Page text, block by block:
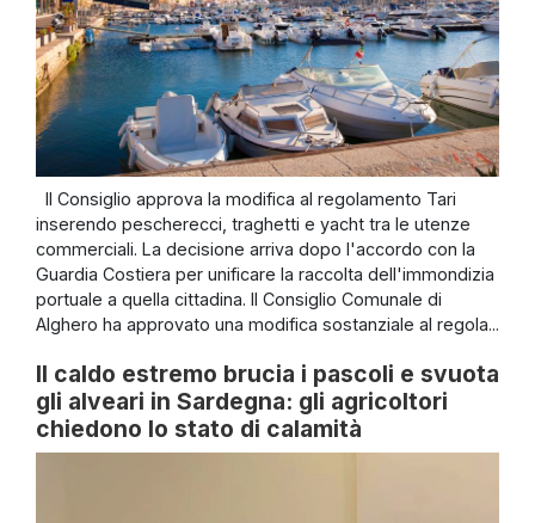
Il Consiglio approva la modifica al regolamento Tari
inserendo pescherecci, traghetti e yacht tra le utenze
commerciali. La decisione arriva dopo l'accordo con la
Guardia Costiera per unificare la raccolta dell'immondizia
portuale a quella cittadina. Il Consiglio Comunale di
Alghero ha approvato una modifica sostanziale al regola...
Il caldo estremo brucia i pascoli e svuota
gli alveari in Sardegna: gli agricoltori
chiedono lo stato di calamità